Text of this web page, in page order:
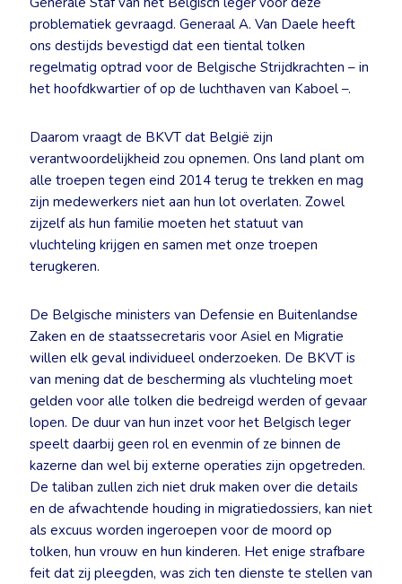
problematiek gevraagd. Generaal A. Van Daele heeft
ons destijds bevestigd dat een tiental tolken
regelmatig optrad voor de Belgische Strijdkrachten – in
het hoofdkwartier of op de luchthaven van Kaboel –.
Daarom vraagt de BKVT dat België zijn
verantwoordelijkheid zou opnemen. Ons land plant om
alle troepen tegen eind 2014 terug te trekken en mag
zijn medewerkers niet aan hun lot overlaten. Zowel
zijzelf als hun familie moeten het statuut van
vluchteling krijgen en samen met onze troepen
terugkeren.
De Belgische ministers van Defensie en Buitenlandse
Zaken en de staatssecretaris voor Asiel en Migratie
willen elk geval individueel onderzoeken. De BKVT is
van mening dat de bescherming als vluchteling moet
gelden voor alle tolken die bedreigd werden of gevaar
lopen. De duur van hun inzet voor het Belgisch leger
speelt daarbij geen rol en evenmin of ze binnen de
kazerne dan wel bij externe operaties zijn opgetreden.
De taliban zullen zich niet druk maken over die details
en de afwachtende houding in migratiedossiers, kan niet
als excuus worden ingeroepen voor de moord op
tolken, hun vrouw en hun kinderen. Het enige strafbare
feit dat zij pleegden, was zich ten dienste te stellen van